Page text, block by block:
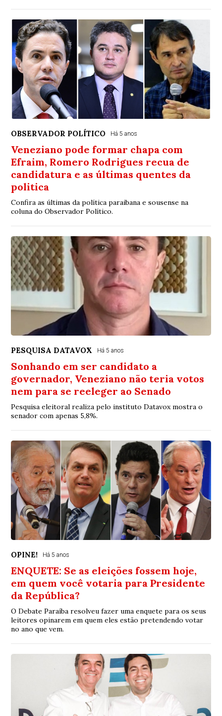
OBSERVADOR POLÍTICO Há 5 anos
Veneziano pode formar chapa com
Efraim, Romero Rodrigues recua de
candidatura e as últimas quentes da
politica
Confira as últimas da política paraibana e sousense na
coluna do Observador Político.
PESQUISA DATAVOX Há 5 anos
Sonhando em ser candidato a
governador, Veneziano não teria votos
nem para se reeleger ao Senado
Pesquisa eleitoral realiza pelo instituto Datavox mostra o
senador com apenas 5,8%.
OPINE! Há 5 anos
ENQUETE: Se as eleições fossem hoje,
em quem você votaria para Presidente
da República?
O Debate Paraíba resolveu fazer uma enquete para os seus
leitores opinarem em quem eles estão pretendendo votar
no ano que vem.